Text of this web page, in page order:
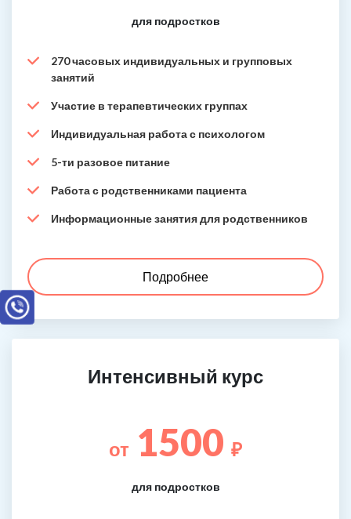
для подростков
270 часовых индивидуальных и групповых
занятий
Участие в терапевтических группах
Индивидуальная работа с психологом
5-ти разовое питание
Работа с родственниками пациента
Информационные занятия для родственников
Подробнее
Интенсивный курс
от 1500 ₽
для подростков